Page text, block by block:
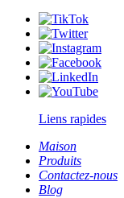
Liens rapides
Maison
Produits
Contactez-nous
Blog